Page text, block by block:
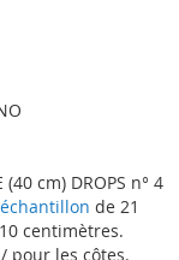
(40 cm) DROPS n° 4
échantillon de 21
centimètres.
/ pour les côtes.